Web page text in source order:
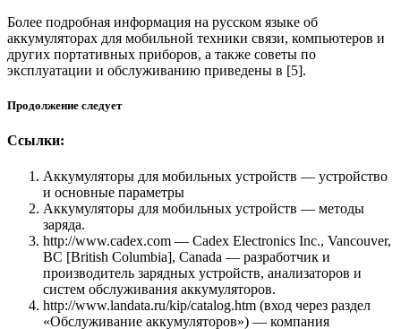
Более подробная информация на русском языке об
аккумуляторах для мобильной техники связи, компьютеров и
других портативных приборов, а также советы по
эксплуатации и обслуживанию приведены в [5].
Продолжение следует
Ссылки:
Аккумуляторы для мобильных устройств — устройство
и основные параметры
Аккумуляторы для мобильных устройств — методы
заряда.
http://www.cadex.com — Cadex Electronics Inc., Vancouver,
BC [British Columbia], Canada — разработчик и
производитель зарядных устройств, анализаторов и
систем обслуживания аккумуляторов.
http://www.landata.ru/kip/catalog.htm (вход через раздел
«Обслуживание аккумуляторов») — компания